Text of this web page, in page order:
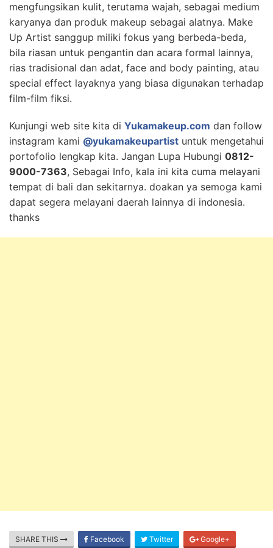
mengfungsikan kulit, terutama wajah, sebagai medium
karyanya dan produk makeup sebagai alatnya. Make
Up Artist sanggup miliki fokus yang berbeda-beda,
bila riasan untuk pengantin dan acara formal lainnya,
rias tradisional dan adat, face and body painting, atau
special effect layaknya yang biasa digunakan terhadap
film-film fiksi.
Kunjungi web site kita di Yukamakeup.com dan follow
instagram kami @yukamakeupartist untuk mengetahui
portofolio lengkap kita. Jangan Lupa Hubungi 0812-
9000-7363, Sebagai Info, kala ini kita cuma melayani
tempat di bali dan sekitarnya. doakan ya semoga kami
dapat segera melayani daerah lainnya di indonesia.
thanks
SHARE THIS Facebook Twitter Google+